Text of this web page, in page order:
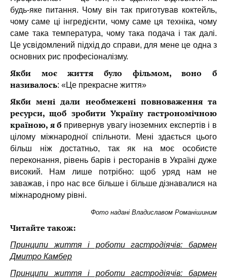
будь-яке питання. Чому він так приготував коктейль,
чому саме ці інгредієнти, чому саме ця техніка, чому
саме така температура, чому така подача і так далі.
Це усвідомлений підхід до справи, для мене це одна з
основних рис професіоналізму.
Якби моє життя було фільмом, воно б
називалось: «Це прекрасне життя»
Якби мені дали необмежені повноваження та
ресурси, щоб зробити Україну гастрономічною
країною, я б привернув увагу іноземних експертів і в
цілому міжнародної спільноти. Мені здається цього
більш ніж достатньо, так як на моє особисте
переконання, рівень барів і ресторанів в Україні дуже
високий. Нам лише потрібно: щоб уряд нам не
заважав, і про нас все більше і більше дізнавалися на
міжнародному рівні.
Фото надані Владиславом Романішиним
Читайте також:
Принципи життя і роботи гастродіячів: бармен
Дмитро Камбер
Принципи життя і роботи гастродіячів: бармен